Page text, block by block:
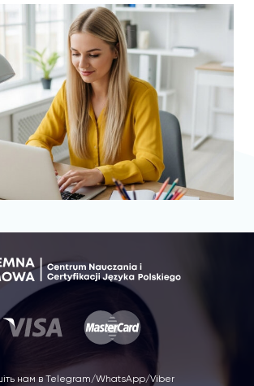
нам в Telegram/WhatsApp/Viber